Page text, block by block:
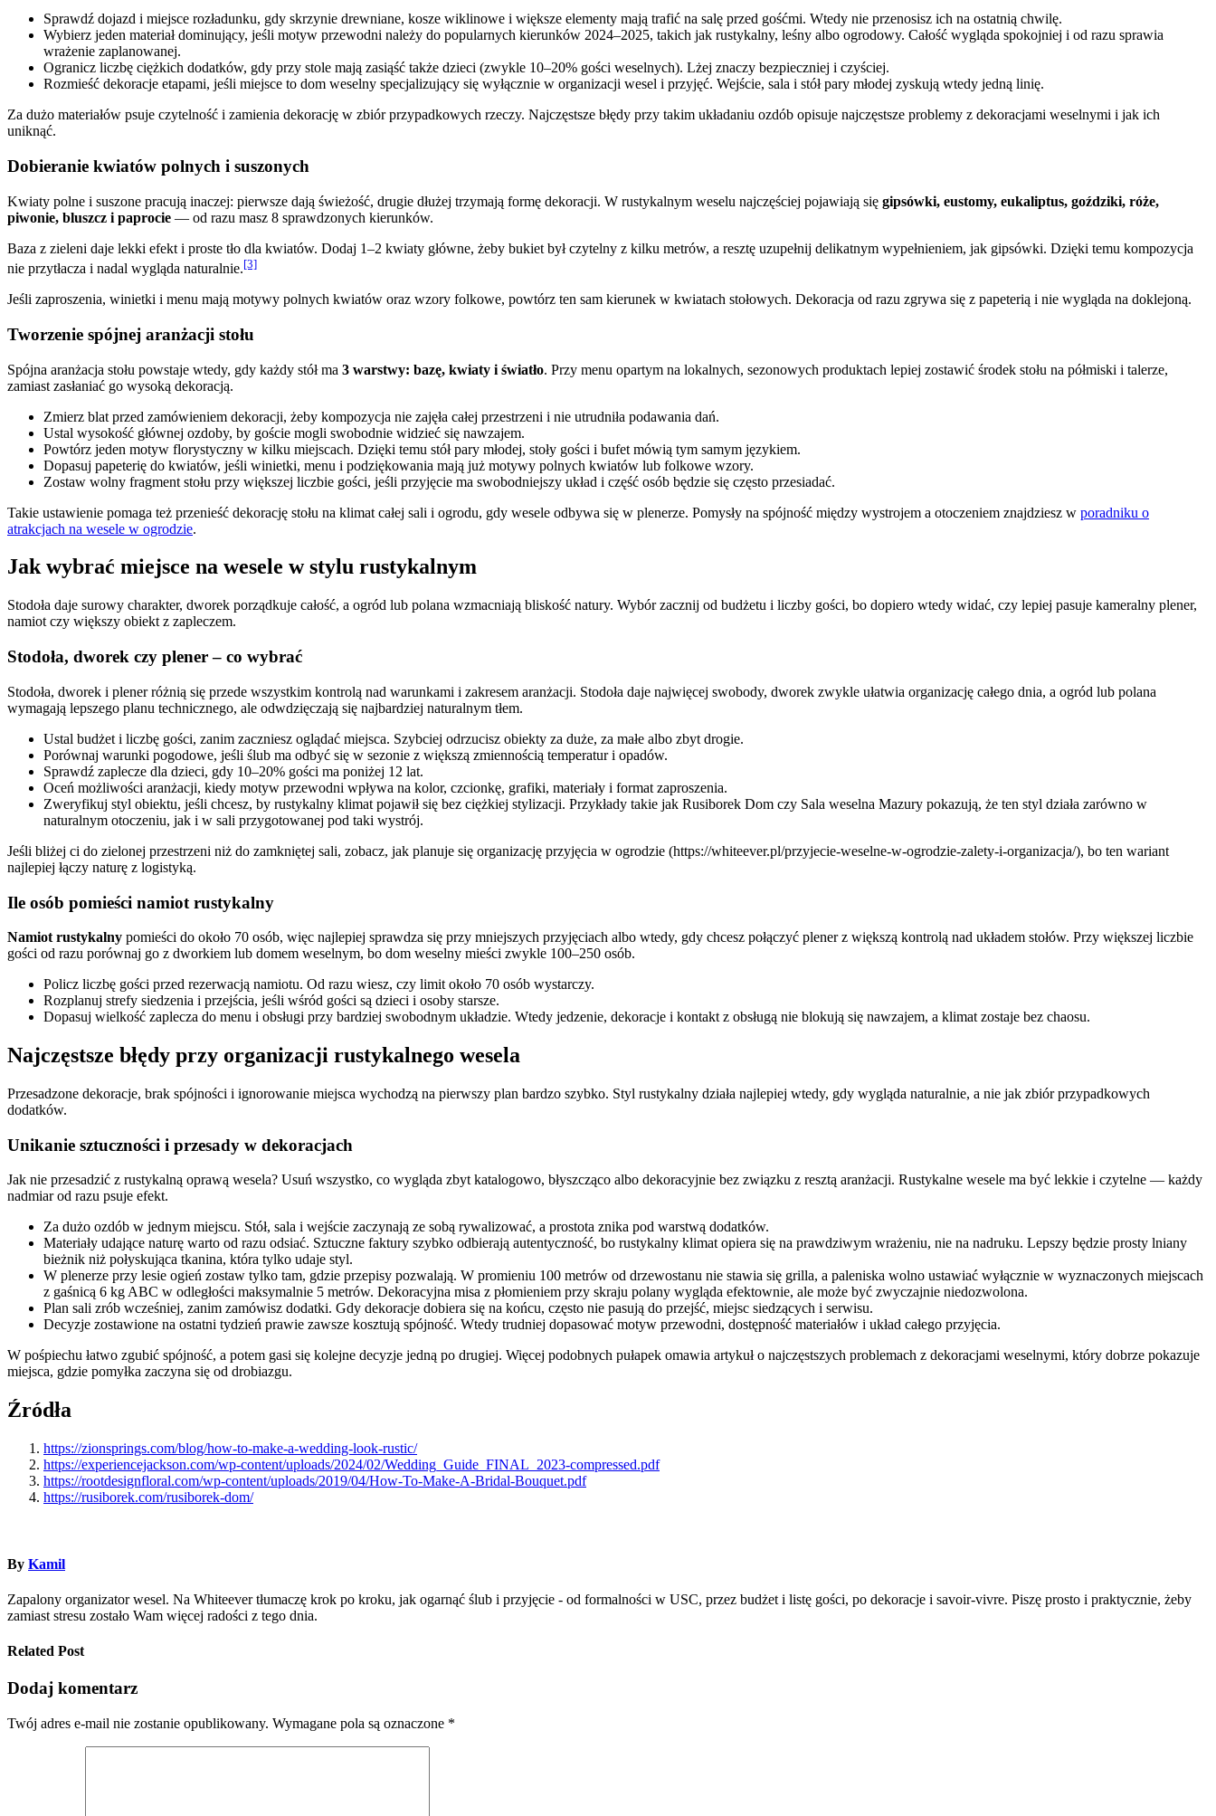
Sprawdź dojazd i miejsce rozładunku, gdy skrzynie drewniane, kosze wiklinowe i większe elementy mają trafić na salę przed gośćmi. Wtedy nie przenosisz ich na ostatnią chwilę.
Wybierz jeden materiał dominujący, jeśli motyw przewodni należy do popularnych kierunków 2024–2025, takich jak rustykalny, leśny albo ogrodowy. Całość wygląda spokojniej i od razu sprawia
wrażenie zaplanowanej.
Ogranicz liczbę ciężkich dodatków, gdy przy stole mają zasiąść także dzieci (zwykle 10–20% gości weselnych). Lżej znaczy bezpieczniej i czyściej.
Rozmieść dekoracje etapami, jeśli miejsce to dom weselny specjalizujący się wyłącznie w organizacji wesel i przyjęć. Wejście, sala i stół pary młodej zyskują wtedy jedną linię.
Za dużo materiałów psuje czytelność i zamienia dekorację w zbiór przypadkowych rzeczy. Najczęstsze błędy przy takim układaniu ozdób opisuje najczęstsze problemy z dekoracjami weselnymi i jak ich
uniknąć.
Dobieranie kwiatów polnych i suszonych
Kwiaty polne i suszone pracują inaczej: pierwsze dają świeżość, drugie dłużej trzymają formę dekoracji. W rustykalnym weselu najczęściej pojawiają się gipsówki, eustomy, eukaliptus, goździki, róże,
piwonie, bluszcz i paprocie — od razu masz 8 sprawdzonych kierunków.
Baza z zieleni daje lekki efekt i proste tło dla kwiatów. Dodaj 1–2 kwiaty główne, żeby bukiet był czytelny z kilku metrów, a resztę uzupełnij delikatnym wypełnieniem, jak gipsówki. Dzięki temu kompozycja
nie przytłacza i nadal wygląda naturalnie.[3]
Jeśli zaproszenia, winietki i menu mają motywy polnych kwiatów oraz wzory folkowe, powtórz ten sam kierunek w kwiatach stołowych. Dekoracja od razu zgrywa się z papeterią i nie wygląda na doklejoną.
Tworzenie spójnej aranżacji stołu
Spójna aranżacja stołu powstaje wtedy, gdy każdy stół ma 3 warstwy: bazę, kwiaty i światło. Przy menu opartym na lokalnych, sezonowych produktach lepiej zostawić środek stołu na półmiski i talerze,
zamiast zasłaniać go wysoką dekoracją.
Zmierz blat przed zamówieniem dekoracji, żeby kompozycja nie zajęła całej przestrzeni i nie utrudniła podawania dań.
Ustal wysokość głównej ozdoby, by goście mogli swobodnie widzieć się nawzajem.
Powtórz jeden motyw florystyczny w kilku miejscach. Dzięki temu stół pary młodej, stoły gości i bufet mówią tym samym językiem.
Dopasuj papeterię do kwiatów, jeśli winietki, menu i podziękowania mają już motywy polnych kwiatów lub folkowe wzory.
Zostaw wolny fragment stołu przy większej liczbie gości, jeśli przyjęcie ma swobodniejszy układ i część osób będzie się często przesiadać.
Takie ustawienie pomaga też przenieść dekorację stołu na klimat całej sali i ogrodu, gdy wesele odbywa się w plenerze. Pomysły na spójność między wystrojem a otoczeniem znajdziesz w poradniku o
atrakcjach na wesele w ogrodzie.
Jak wybrać miejsce na wesele w stylu rustykalnym
Stodoła daje surowy charakter, dworek porządkuje całość, a ogród lub polana wzmacniają bliskość natury. Wybór zacznij od budżetu i liczby gości, bo dopiero wtedy widać, czy lepiej pasuje kameralny plener,
namiot czy większy obiekt z zapleczem.
Stodoła, dworek czy plener – co wybrać
Stodoła, dworek i plener różnią się przede wszystkim kontrolą nad warunkami i zakresem aranżacji. Stodoła daje najwięcej swobody, dworek zwykle ułatwia organizację całego dnia, a ogród lub polana
wymagają lepszego planu technicznego, ale odwdzięczają się najbardziej naturalnym tłem.
Ustal budżet i liczbę gości, zanim zaczniesz oglądać miejsca. Szybciej odrzucisz obiekty za duże, za małe albo zbyt drogie.
Porównaj warunki pogodowe, jeśli ślub ma odbyć się w sezonie z większą zmiennością temperatur i opadów.
Sprawdź zaplecze dla dzieci, gdy 10–20% gości ma poniżej 12 lat.
Oceń możliwości aranżacji, kiedy motyw przewodni wpływa na kolor, czcionkę, grafiki, materiały i format zaproszenia.
Zweryfikuj styl obiektu, jeśli chcesz, by rustykalny klimat pojawił się bez ciężkiej stylizacji. Przykłady takie jak Rusiborek Dom czy Sala weselna Mazury pokazują, że ten styl działa zarówno w
naturalnym otoczeniu, jak i w sali przygotowanej pod taki wystrój.
Jeśli bliżej ci do zielonej przestrzeni niż do zamkniętej sali, zobacz, jak planuje się organizację przyjęcia w ogrodzie (https://whiteever.pl/przyjecie-weselne-w-ogrodzie-zalety-i-organizacja/), bo ten wariant
najlepiej łączy naturę z logistyką.
Ile osób pomieści namiot rustykalny
Namiot rustykalny pomieści do około 70 osób, więc najlepiej sprawdza się przy mniejszych przyjęciach albo wtedy, gdy chcesz połączyć plener z większą kontrolą nad układem stołów. Przy większej liczbie
gości od razu porównaj go z dworkiem lub domem weselnym, bo dom weselny mieści zwykle 100–250 osób.
Policz liczbę gości przed rezerwacją namiotu. Od razu wiesz, czy limit około 70 osób wystarczy.
Rozplanuj strefy siedzenia i przejścia, jeśli wśród gości są dzieci i osoby starsze.
Dopasuj wielkość zaplecza do menu i obsługi przy bardziej swobodnym układzie. Wtedy jedzenie, dekoracje i kontakt z obsługą nie blokują się nawzajem, a klimat zostaje bez chaosu.
Najczęstsze błędy przy organizacji rustykalnego wesela
Przesadzone dekoracje, brak spójności i ignorowanie miejsca wychodzą na pierwszy plan bardzo szybko. Styl rustykalny działa najlepiej wtedy, gdy wygląda naturalnie, a nie jak zbiór przypadkowych
dodatków.
Unikanie sztuczności i przesady w dekoracjach
Jak nie przesadzić z rustykalną oprawą wesela? Usuń wszystko, co wygląda zbyt katalogowo, błyszcząco albo dekoracyjnie bez związku z resztą aranżacji. Rustykalne wesele ma być lekkie i czytelne — każdy
nadmiar od razu psuje efekt.
Za dużo ozdób w jednym miejscu. Stół, sala i wejście zaczynają ze sobą rywalizować, a prostota znika pod warstwą dodatków.
Materiały udające naturę warto od razu odsiać. Sztuczne faktury szybko odbierają autentyczność, bo rustykalny klimat opiera się na prawdziwym wrażeniu, nie na nadruku. Lepszy będzie prosty lniany
bieżnik niż połyskująca tkanina, która tylko udaje styl.
W plenerze przy lesie ogień zostaw tylko tam, gdzie przepisy pozwalają. W promieniu 100 metrów od drzewostanu nie stawia się grilla, a paleniska wolno ustawiać wyłącznie w wyznaczonych miejscach
z gaśnicą 6 kg ABC w odległości maksymalnie 5 metrów. Dekoracyjna misa z płomieniem przy skraju polany wygląda efektownie, ale może być zwyczajnie niedozwolona.
Plan sali zrób wcześniej, zanim zamówisz dodatki. Gdy dekoracje dobiera się na końcu, często nie pasują do przejść, miejsc siedzących i serwisu.
Decyzje zostawione na ostatni tydzień prawie zawsze kosztują spójność. Wtedy trudniej dopasować motyw przewodni, dostępność materiałów i układ całego przyjęcia.
W pośpiechu łatwo zgubić spójność, a potem gasi się kolejne decyzje jedną po drugiej. Więcej podobnych pułapek omawia artykuł o najczęstszych problemach z dekoracjami weselnymi, który dobrze pokazuje
miejsca, gdzie pomyłka zaczyna się od drobiazgu.
Źródła
https://zionsprings.com/blog/how-to-make-a-wedding-look-rustic/
https://experiencejackson.com/wp-content/uploads/2024/02/Wedding_Guide_FINAL_2023-compressed.pdf
https://rootdesignfloral.com/wp-content/uploads/2019/04/How-To-Make-A-Bridal-Bouquet.pdf
https://rusiborek.com/rusiborek-dom/
By Kamil
Zapalony organizator wesel. Na Whiteever tłumaczę krok po kroku, jak ogarnąć ślub i przyjęcie - od formalności w USC, przez budżet i listę gości, po dekoracje i savoir-vivre. Piszę prosto i praktycznie, żeby
zamiast stresu zostało Wam więcej radości z tego dnia.
Related Post
Dodaj komentarz
Twój adres e-mail nie zostanie opublikowany. Wymagane pola są oznaczone *